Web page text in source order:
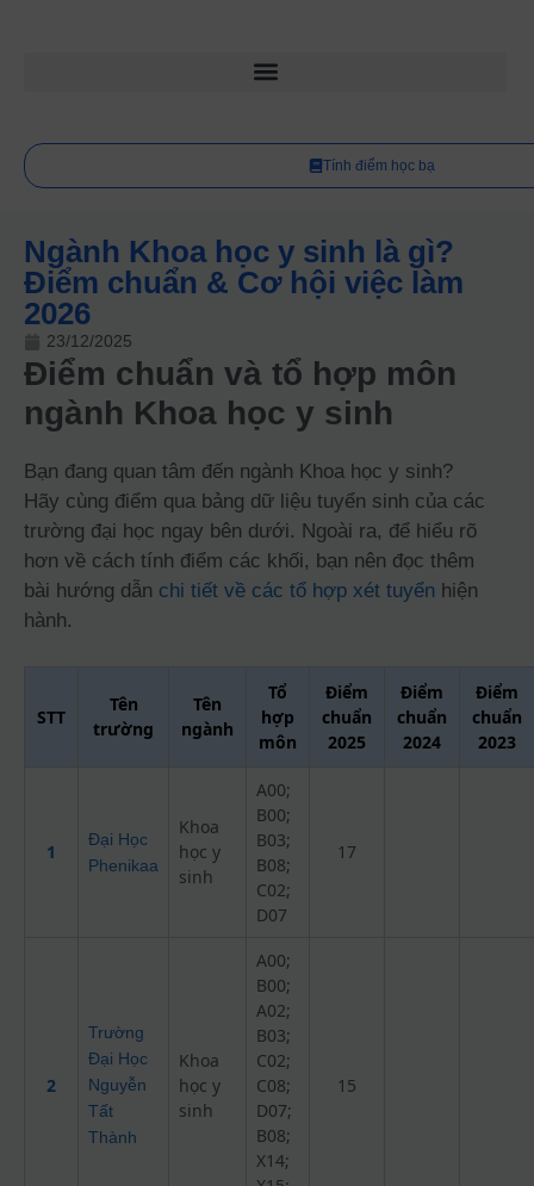
Tính điểm học bạ
Ngành Khoa học y sinh là gì?
Điểm chuẩn & Cơ hội việc làm
2026
23/12/2025
Điểm chuẩn và tổ hợp môn
ngành Khoa học y sinh
Bạn đang quan tâm đến ngành Khoa học y sinh?
Hãy cùng điểm qua bảng dữ liệu tuyển sinh của các
trường đại học ngay bên dưới. Ngoài ra, để hiểu rõ
hơn về cách tính điểm các khối, bạn nên đọc thêm
bài hướng dẫn chi tiết về các tổ hợp xét tuyển hiện
hành.
STT
Tên
trường
Tên
ngành
Tổ
hợp
môn
Điểm
chuẩn
2025
Điểm
chuẩn
2024
Điểm
chuẩn
2023
1
Đại Học
Phenikaa
Khoa
học y
sinh
A00;
B00;
B03;
B08;
C02;
D07
17
2
Trường
Đại Học
Nguyễn
Tất
Thành
Khoa
học y
sinh
A00;
B00;
A02;
B03;
C02;
C08;
D07;
B08;
X14;
15